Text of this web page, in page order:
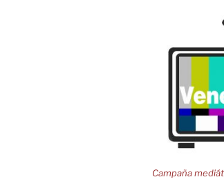
Campaña